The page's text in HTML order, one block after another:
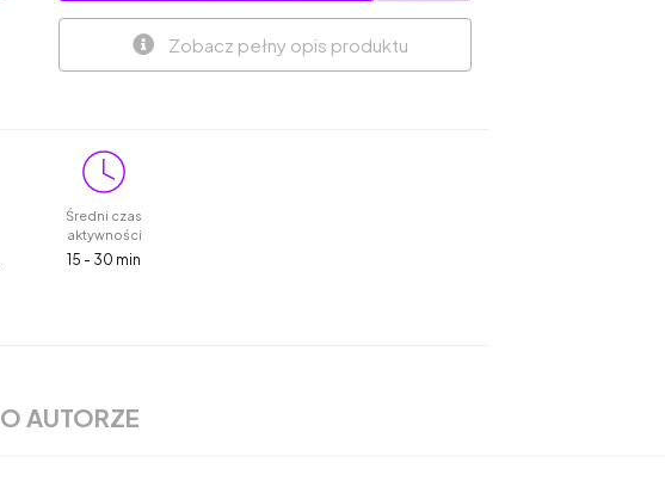
Zobacz pełny opis produktu
Średni czas
aktywności
15 - 30 min
O AUTORZE